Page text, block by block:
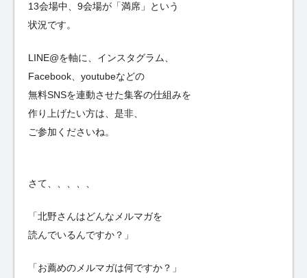
13会場中、9会場が「満席」という
状況です。
LINE@を軸に、インスタグラム、
Facebook、youtubeなどの
無料SNSを連動させた集客の仕組みを
作り上げたい方は、是非、
ご参加くださいね。
さて、、、、、
「北野さんはどんなメルマガを
読んでいるんですか？」
「お薦めのメルマガは何ですか？」